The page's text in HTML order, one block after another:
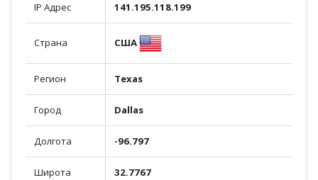
IP Адрес 141.195.118.199
Страна США
Регион Texas
Город Dallas
Долгота -96.797
Широта 32.7767